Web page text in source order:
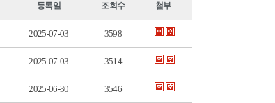
등록일 조회수 첨부
2025-07-03 3598
2025-07-03 3514
2025-06-30 3546